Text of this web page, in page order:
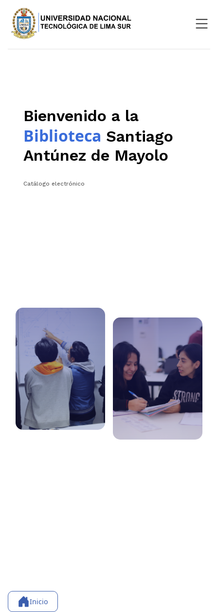
Aula Virtual
Bienvenido a la
Biblioteca Santiago
Antúnez de Mayolo
Catálogo electrónico
Inicio